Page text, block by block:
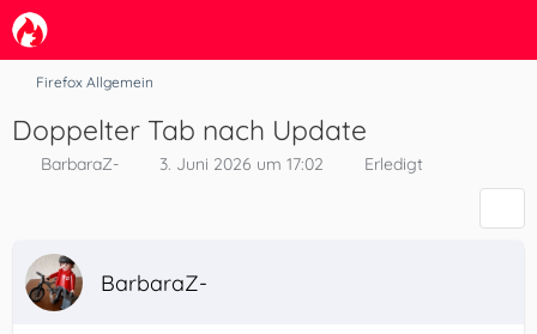
Firefox Allgemein
Doppelter Tab nach Update
BarbaraZ- 3. Juni 2026 um 17:02 Erledigt
BarbaraZ-